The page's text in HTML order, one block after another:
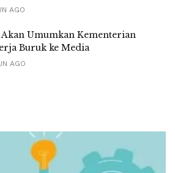
AGO
Umumkan Kementerian
Buruk ke Media
AGO